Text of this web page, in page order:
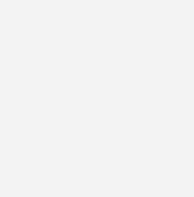
widerrufen und eine Abmeldung ist
zum Umgang mit Daten finden Sie